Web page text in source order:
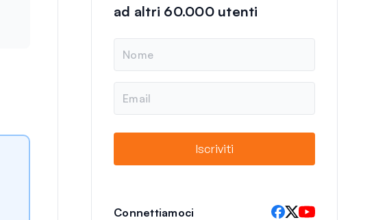
ad altri 60.000 utenti
m
e
a
Iscriviti
Connettiamoci